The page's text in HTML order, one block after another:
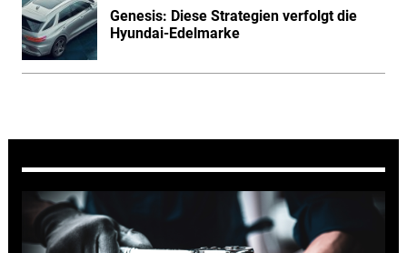
Genesis: Diese Strategien verfolgt die
Hyundai-Edelmarke